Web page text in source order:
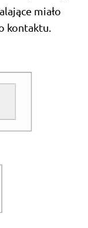
miało
kontaktu.